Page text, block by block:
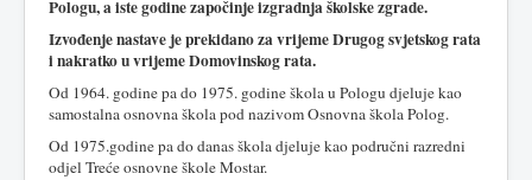
Pologu, a iste godine započinje izgradnja školske zgrade.
Izvođenje nastave je prekidano za vrijeme Drugog svjetskog rata
i nakratko u vrijeme Domovinskog rata.
Od 1964. godine pa do 1975. godine škola u Pologu djeluje kao
samostalna osnovna škola pod nazivom Osnovna škola Polog.
Od 1975.godine pa do danas škola djeluje kao područni razredni
odjel Treće osnovne škole Mostar.